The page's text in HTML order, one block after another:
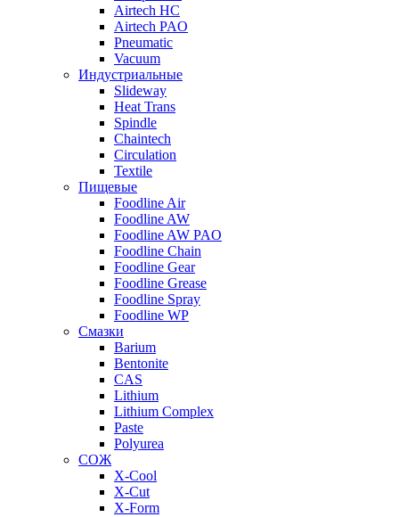
Airtech HC
Airtech PAO
Pneumatic
Vacuum
Индустриальные
Slideway
Heat Trans
Spindle
Chaintech
Circulation
Textile
Пищевые
Foodline Air
Foodline AW
Foodline AW PAO
Foodline Chain
Foodline Gear
Foodline Grease
Foodline Spray
Foodline WP
Смазки
Barium
Bentonite
CAS
Lithium
Lithium Complex
Paste
Polyurea
СОЖ
X-Cool
X-Cut
X-Form